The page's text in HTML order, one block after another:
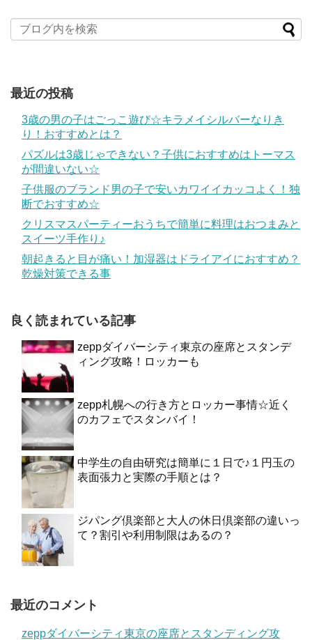
最近の投稿
3歳の男の子はごっこ遊び☆キラメイシルバーなりき
り！おすすめとは？
パズルは3歳じゃできない？子供におすすめはトーマス
が間違いない☆
子供服のブランド男の子で安いカワイイカッコよく！独
断でおすすめ☆
クリスマスパーティーおうちで簡単に料理はおつまみと
スイーツ手作り♪
朝起きると目が痛い！加湿器はドライアイにおすすめ？
乾燥対策できる事
良く読まれている記事
zeppダイバーシティ東京の座席とスタンデ
ィング攻略！ロッカーも
zepp札幌への行き方とロッカー事情☆近く
のカフェでスタンバイ！
中学生の自由研究は簡単に１日で♪１円玉の
表面張力と実際の手順とは？
ジパング倶楽部と大人の休日倶楽部の違いっ
て？割引や利用制限はあるの？
最近のコメント
zeppダイバーシティ東京の座席とスタンディング攻